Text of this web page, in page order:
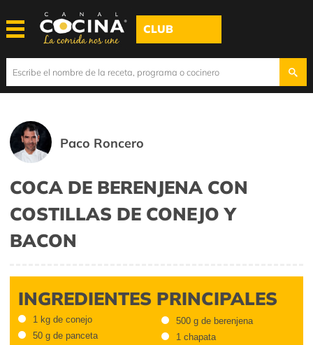
CLUB
Paco Roncero
COCA DE BERENJENA CON
COSTILLAS DE CONEJO Y
BACON
INGREDIENTES PRINCIPALES
1 kg de conejo
50 g de panceta
500 g de berenjena
1 chapata